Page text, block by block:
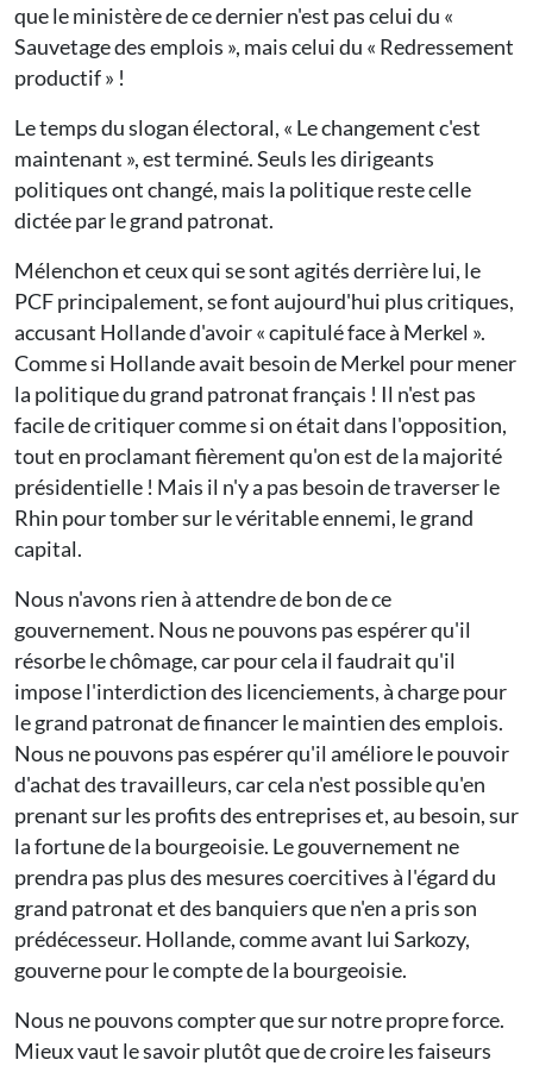
que le ministère de ce dernier n'est pas celui du «
Sauvetage des emplois », mais celui du « Redressement
productif » !
Le temps du slogan électoral, « Le changement c'est
maintenant », est terminé. Seuls les dirigeants
politiques ont changé, mais la politique reste celle
dictée par le grand patronat.
Mélenchon et ceux qui se sont agités derrière lui, le
PCF principalement, se font aujourd'hui plus critiques,
accusant Hollande d'avoir « capitulé face à Merkel ».
Comme si Hollande avait besoin de Merkel pour mener
la politique du grand patronat français ! Il n'est pas
facile de critiquer comme si on était dans l'opposition,
tout en proclamant fièrement qu'on est de la majorité
présidentielle ! Mais il n'y a pas besoin de traverser le
Rhin pour tomber sur le véritable ennemi, le grand
capital.
Nous n'avons rien à attendre de bon de ce
gouvernement. Nous ne pouvons pas espérer qu'il
résorbe le chômage, car pour cela il faudrait qu'il
impose l'interdiction des licenciements, à charge pour
le grand patronat de financer le maintien des emplois.
Nous ne pouvons pas espérer qu'il améliore le pouvoir
d'achat des travailleurs, car cela n'est possible qu'en
prenant sur les profits des entreprises et, au besoin, sur
la fortune de la bourgeoisie. Le gouvernement ne
prendra pas plus des mesures coercitives à l'égard du
grand patronat et des banquiers que n'en a pris son
prédécesseur. Hollande, comme avant lui Sarkozy,
gouverne pour le compte de la bourgeoisie.
Nous ne pouvons compter que sur notre propre force.
Mieux vaut le savoir plutôt que de croire les faiseurs